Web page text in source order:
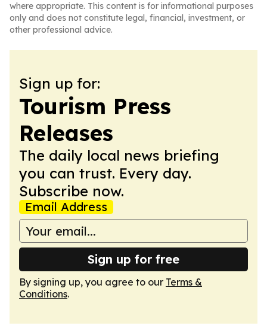
where appropriate. This content is for informational purposes
only and does not constitute legal, financial, investment, or
other professional advice.
Sign up for:
Tourism Press
Releases
The daily local news briefing
you can trust. Every day.
Subscribe now.
Email Address
Sign up for free
By signing up, you agree to our Terms &
Conditions.